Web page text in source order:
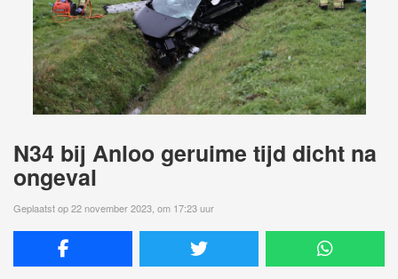
N34 bij Anloo geruime tijd dicht na
ongeval
Geplaatst op 22 november 2023, om 17:23 uur